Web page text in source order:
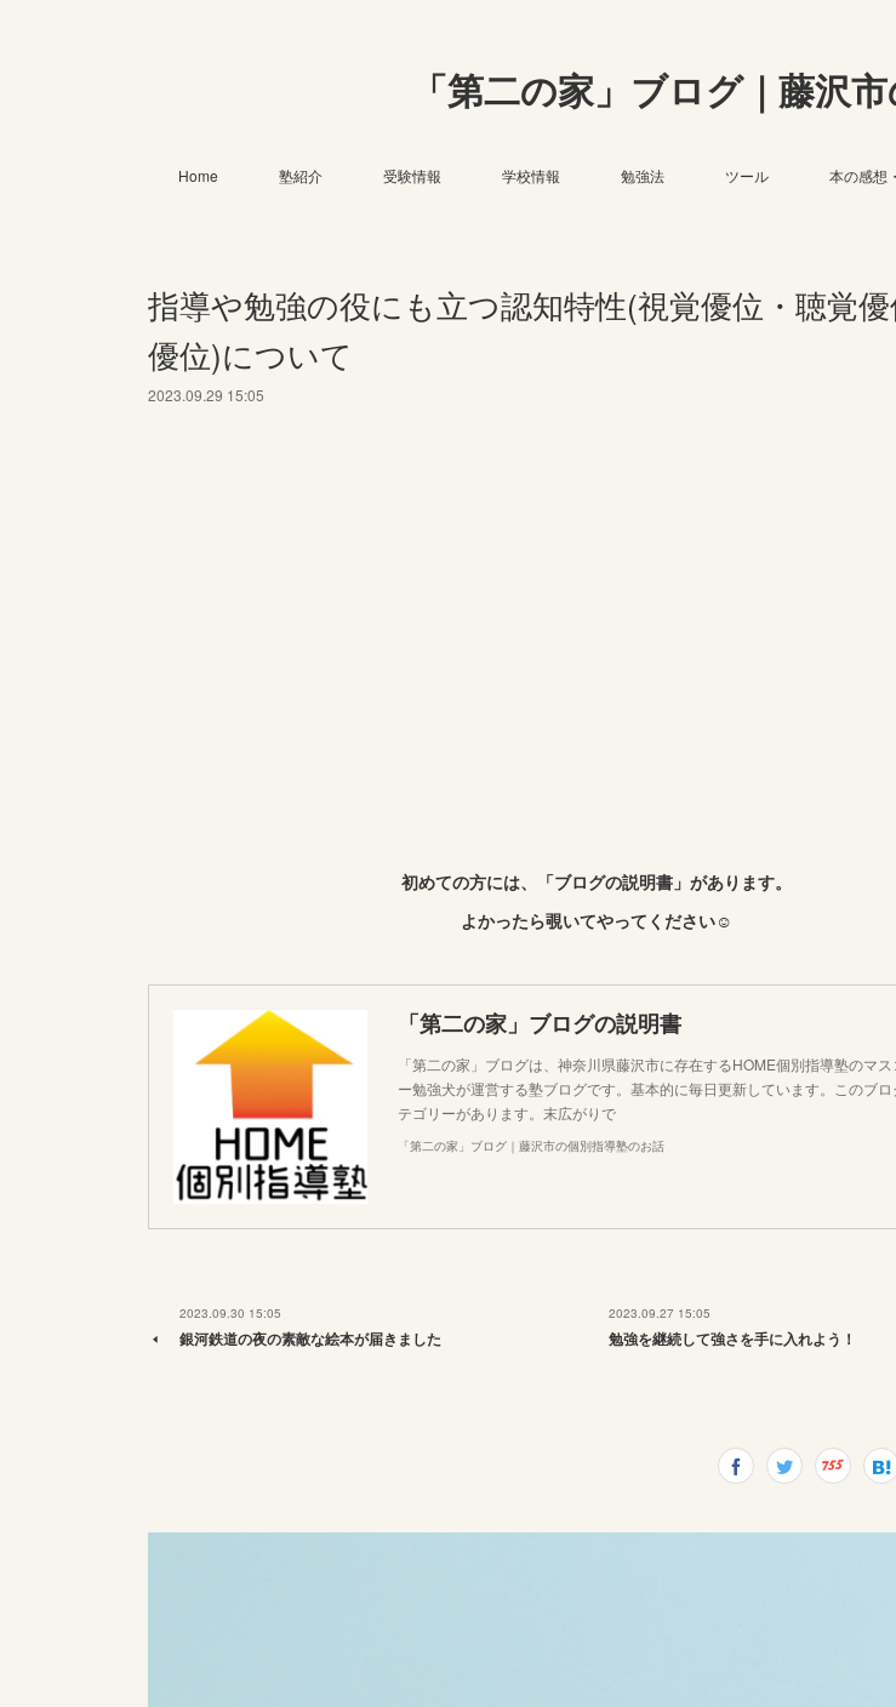
「第二の家」ブログ｜藤沢
Home 塾紹介 受験情報 学校情報 勉強法 ツール 本の感想
指導や勉強の役にも立つ認知特性(視覚優位・聴覚
優位)について
2023.09.29 15:05
初めての方には、「ブログの説明書」があります。
よかったら覗いてやってください☺︎
「第二の家」ブログの説明書
「第二の家」ブログは、神奈川県藤沢市に存在するHOME個別指導塾のマ
ー勉強犬が運営する塾ブログです。基本的に毎日更新しています。このブ
テゴリーがあります。末広がりで
「第二の家」ブログ｜藤沢市の個別指導塾のお話
2023.09.30 15:05
銀河鉄道の夜の素敵な絵本が届きました
2023.09.27 15:05
勉強を継続して強さを手に入れよう！